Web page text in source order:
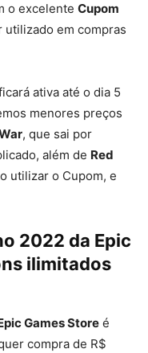
o excelente Cupom
utilizado em compras
ativa até o dia 5
menores preços
, que sai por
além de Red
utilizar o Cupom, e
2022 da Epic
ilimitados
Games Store é
compra de R$